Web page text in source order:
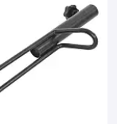
обеспечить
Эта
станет
удовольствие